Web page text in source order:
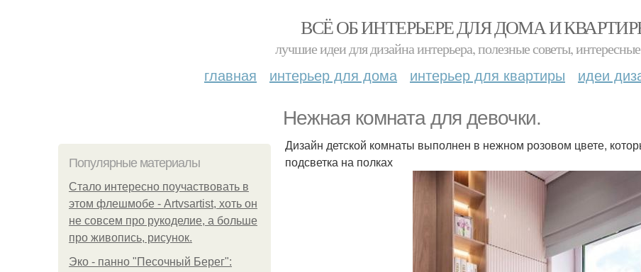
ВСЁ ОБ ИНТЕРЬЕРЕ ДЛЯ ДОМА И
лучшие идеи для дизайна интерьера, полезные советы,
главная интерьер для дома интерьер для квартиры идеи
Нежная комната для девочки.
Популярные материалы
Стало интересно поучаствовать в
этом флешмобе - Artvsartist, хоть он
не совсем про рукоделие, а больше
про живопись, рисунок.
Эко - панно "Песочный Берег":
Дизайн детской комнаты выполнен в нежном розовом цвете,
подсветка на полках